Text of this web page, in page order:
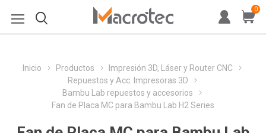
0
Inicio Productos
Impresión 3D, Láser y Router CNC
Repuestos y Acc. Impresoras 3D
Bambu Lab repuestos y accesorios
Fan de Placa MC para Bambu Lab H2 Series